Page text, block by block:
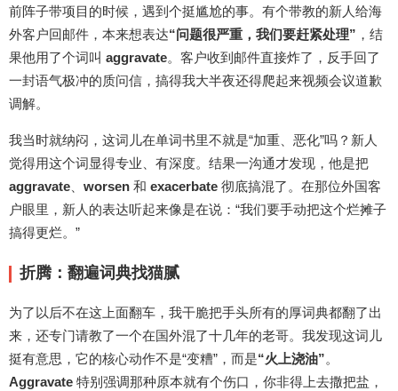
前阵子带项目的时候，遇到个挺尴尬的事。有个带教的新人给海
外客户回邮件，本来想表达“问题很严重，我们要赶紧处理” ，结
果他用了个词叫 aggravate。客户收到邮件直接炸了，反手回了
一封语气极冲的质问信，搞得我大半夜还得爬起来视频会议道歉
调解。
我当时就纳闷，这词儿在单词书里不就是“加重、恶化”吗？新人
觉得用这个词显得专业、有深度。结果一沟通才发现，他是把
aggravate
worsen 和 exacerbate 彻底搞混了。在那位外国客
户眼里，新人的表达听起来像是在说：“我们要手动把这个烂摊子
搞得更烂。”
折腾：翻遍词典找猫腻
为了以后不在这上面翻车，我干脆把手头所有的厚词典都翻了出
来，还专门请教了一个在国外混了十几年的老哥。我发现这词儿
挺有意思，它的核心动作不是“变糟”，而是“火上浇油”。
Aggravate 特别强调那种原本就有个伤口，你非得上去撒把盐，